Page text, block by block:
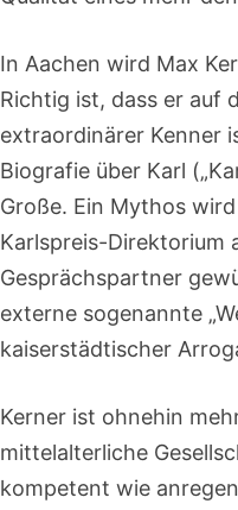
In Aachen wird Max
Richtig ist, dass er auf
extraordinärer Kenner
Biografie über Karl
Große. Ein Mythos
Karlspreis-Direktorium
Gesprächspartner
externe sogenannte
kaiserstädtischer
Kerner ist ohnehin
mittelalterliche
kompetent wie